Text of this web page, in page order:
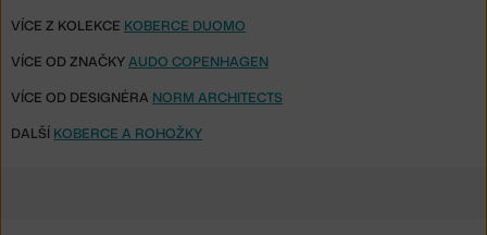
VÍCE Z KOLEKCE KOBERCE DUOMO
VÍCE OD ZNAČKYAUDO COPENHAGEN
VÍCE OD DESIGNÉRA NORM ARCHITECTS
DALŠÍ KOBERCE A ROHOŽKY